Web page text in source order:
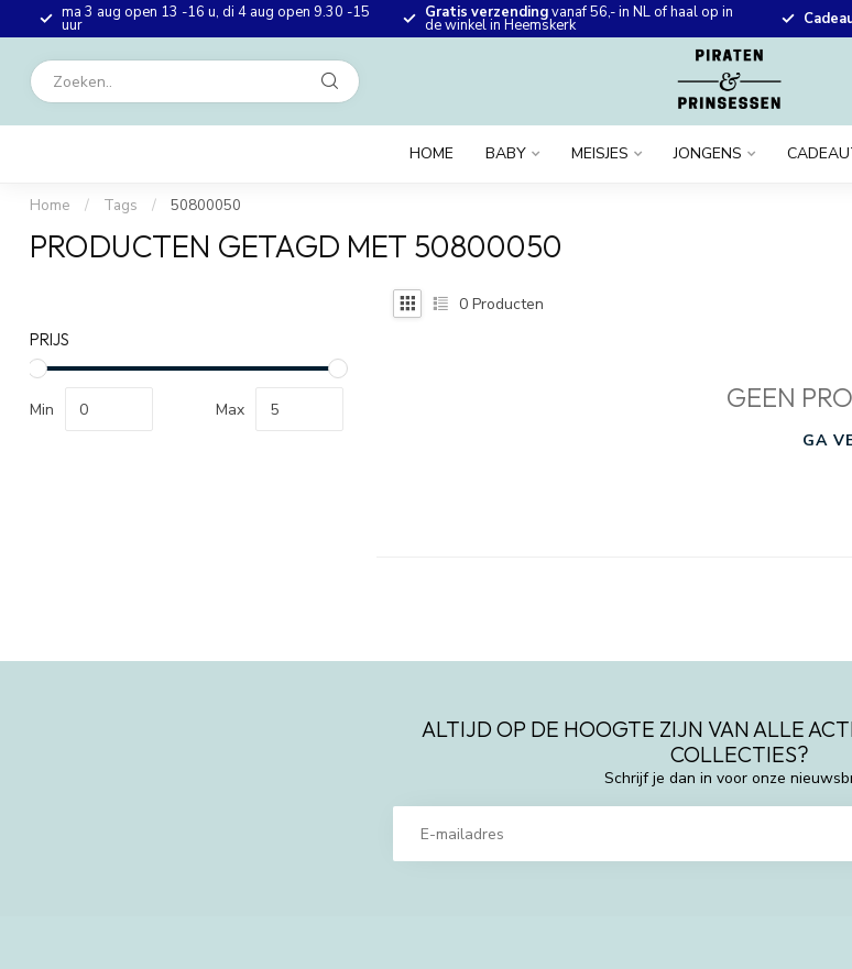
ma 3 aug open 13 -16 u, di 4 aug open 9.30 -15
uur
Gratis verzendingvanaf 56,- in NL of haal op in
de winkel in Heemskerk
HOME BABY MEISJES JONGENS
Home / Tags / 50800050
PRODUCTEN GETAGD MET 50800050
PRIJS
Min Max
0 Producten
GEEN
GA
ALTIJD OP DE HOOGTE ZIJN VAN ALLE
COLLECTIES?
Schrijf je dan in voor onze